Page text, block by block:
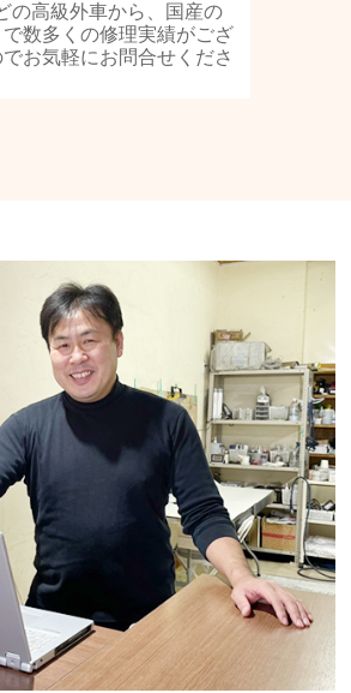
の高級外車から、国産の
で数多くの修理実績がござ
お気軽にお問合せくださ